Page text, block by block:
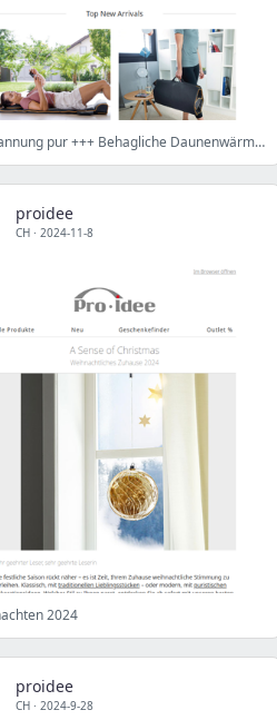
Entspannung pur +++ Behagliche Daunenwärme +++ Elegantes Design
proidee
CH · 2024-11-8
2024
proidee
CH · 2024-9-28